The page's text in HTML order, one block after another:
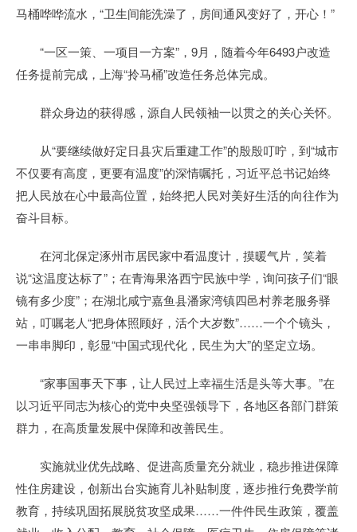
马桶哗哗流水，“卫生间能洗澡了，房间通风变好了，开心！”
“一区一策、一项目一方案”，9月，随着今年6493户改造
任务提前完成，上海“拎马桶”改造任务总体完成。
群众身边的获得感，源自人民领袖一以贯之的关心关怀。
从“要继续做好定日县灾后重建工作”的殷殷叮咛，到“城市
不仅要有高度，更要有温度”的深情嘱托，习近平总书记始终
把人民放在心中最高位置，始终把人民对美好生活的向往作为
奋斗目标。
在河北保定涿州市居民家中看温度计，摸暖气片，笑着
说“这温度达标了”；在青海果洛西宁民族中学，询问孩子们“眼
镜有多少度”；在湖北咸宁嘉鱼县潘家湾镇四邑村养老服务驿
站，叮嘱老人“把身体照顾好，活个大岁数”……一个个镜头，
一串串脚印，彰显“中国式现代化，民生为大”的坚定立场。
“家事国事天下事，让人民过上幸福生活是头等大事。”在
以习近平同志为核心的党中央坚强领导下，各地区各部门群策
群力，在高质量发展中保障和改善民生。
实施就业优先战略、促进高质量充分就业，稳步推进保障
性住房建设，创新出台实施育儿补贴制度，逐步推行免费学前
教育，持续巩固拓展脱贫攻坚成果……一件件民生政策，覆盖